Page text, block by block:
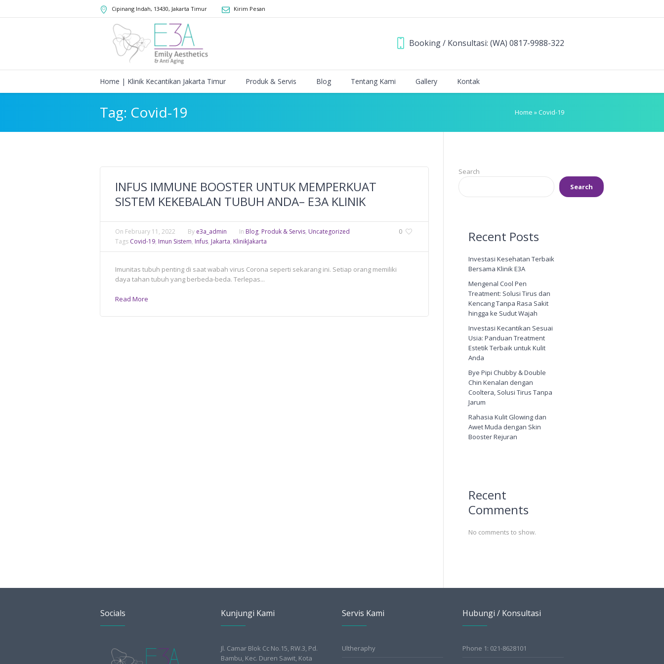
Cipinang Indah, 13430, Jakarta Timur Kirim Pesan
Booking / Konsultasi: (WA) 0817-9988-322
Home | Klinik Kecantikan Jakarta Timur Produk & Servis Blog Tentang Kami Gallery Kontak
Tag: Covid-19 Home »Covid-19
INFUS IMMUNE BOOSTER UNTUK MEMPERKUAT
SISTEM KEKEBALAN TUBUH ANDA– E3A KLINIK
0
On February 11, 2022 By e3a_admin In Blog, Produk & Servis, Uncategorized
Tags Covid-19, Imun Sistem, Infus, Jakarta, KlinikJakarta
Imunitas tubuh penting di saat wabah virus Corona seperti sekarang ini. Setiap orang memiliki
daya tahan tubuh yang berbeda-beda. Terlepas...
Read More
Search
Search
Recent Posts
Investasi Kesehatan Terbaik
Bersama Klinik E3A
Mengenal Cool Pen
Treatment: Solusi Tirus dan
Kencang Tanpa Rasa Sakit
hingga ke Sudut Wajah
Investasi Kecantikan Sesuai
Usia: Panduan Treatment
Estetik Terbaik untuk Kulit
Anda
Bye Pipi Chubby & Double
Chin Kenalan dengan
Cooltera, Solusi Tirus Tanpa
Jarum
Rahasia Kulit Glowing dan
Awet Muda dengan Skin
Booster Rejuran
Recent
Comments
No comments to show.
Socials Kunjungi Kami
Jl. Camar Blok Cc No.15, RW.3, Pd.
Bambu, Kec. Duren Sawit, Kota
Servis Kami
Ultheraphy
Hubungi / Konsultasi
Phone 1: 021-8628101